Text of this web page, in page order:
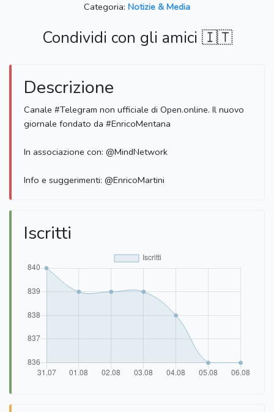
Categoria: Notizie & Media
Condividi con gli amici 🇮🇹
Descrizione
Canale #Telegram non ufficiale di Open.online. Il nuovo
giornale fondato da #EnricoMentana
In associazione con: @MindNetwork
Info e suggerimenti: @EnricoMartini
Iscritti